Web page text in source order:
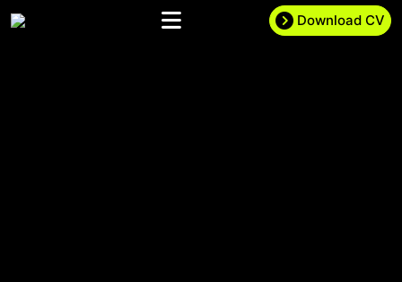
Download CV